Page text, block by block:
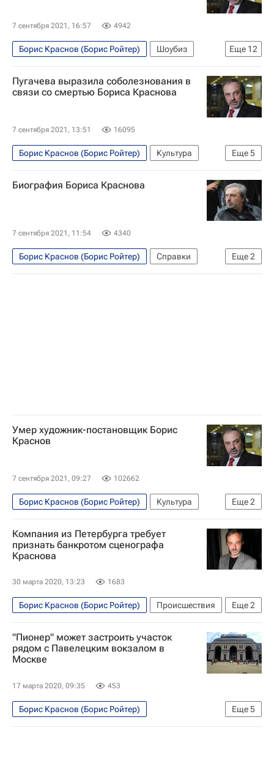
7 сентября 2021, 16:57 4942
Еще 12
Борис Краснов (Борис Ройтер)
Шоубиз
Алла Пугачева
Станислав Садальский
Игорь Николаев
Майя Плисецкая
Валерий Меладзе
Сара Брайтман
Большой театр
Deep Purple
ABBA
Новости культуры
Пугачева выразила соболезнования в
связи со смертью Бориса Краснова
7 сентября 2021, 13:51 16095
Еще5
Борис Краснов (Борис Ройтер)
Культура
Алла Пугачева
Филипп Киркоров
Иосиф Кобзон
Новости культуры Россия
Биография Бориса Краснова
7 сентября 2021, 11:54 4340
Еще2
Борис Краснов (Борис Ройтер)
Справки
Киев
Россия
Умер художник-постановщик Борис
Краснов
7 сентября 2021, 09:27 102662
Еще2
Борис Краснов (Борис Ройтер)
Культура
Алла Пугачева
Культура
Компания из Петербурга требует
признать банкротом сценографа
Краснова
30 марта 2020, 13:23 1683
Еще2
Борис Краснов (Борис Ройтер)
Происшествия
Москва
Московская оперетта
"Пионер" может застроить участок
рядом с Павелецким вокзалом в
Москве
17 марта 2020, 09:35 453
Еще5
Борис Краснов (Борис Ройтер)
Санкт-Петербург
Москва
Жилье